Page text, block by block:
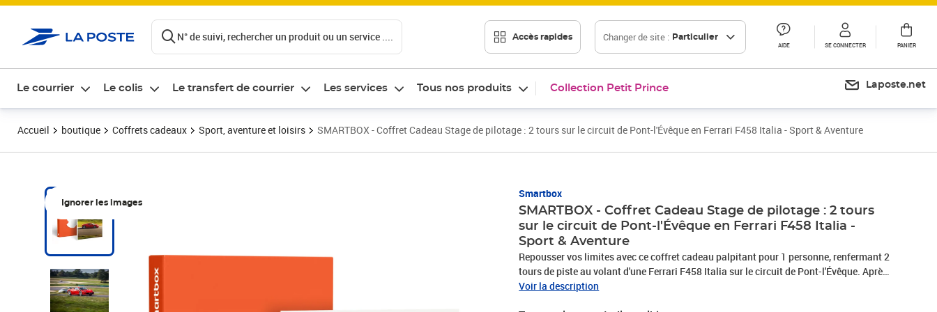
N° de suivi, rechercher un produit ou un service .... Accès rapides Changer de site : Particulier
AIDE SE CONNECTER PANIER
Le courrier Le colis Le transfert de courrier Les services Tous nos produits Collection Petit Prince Laposte.net
Accueil boutique Coffrets cadeaux Sport, aventure et loisirs SMARTBOX - Coffret Cadeau Stage de pilotage : 2 tours sur le circuit de Pont-l'Évêque en Ferrari F458 Italia - Sport & Aventure
Ignorer les images
Smartbox
SMARTBOX - Coffret Cadeau Stage de pilotage : 2 tours
sur le circuit de Pont-l'Évêque en Ferrari F458 Italia -
Sport & Aventure
Repousser vos limites avec ce coffret cadeau palpitant pour 1 personne, renfermant 2
tours de piste au volant d'une Ferrari F458 Italia sur le circuit de Pont-l'Évêque. Après
un briefing de 45 minutes avec un pilote expérimenté, enfilez votre combinaison OMP
Voir la description